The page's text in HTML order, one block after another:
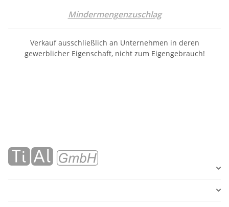
Mindermengenzuschlag
Verkauf ausschließlich an Unternehmen in deren
gewerblicher Eigenschaft, nicht zum Eigengebrauch!